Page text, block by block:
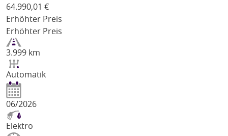
64.990,01 €
Erhöhter Preis
Erhöhter Preis
3.999 km
Automatik
06/2026
Elektro